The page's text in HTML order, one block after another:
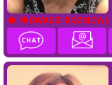
PROWADZI ROZMOWĘ